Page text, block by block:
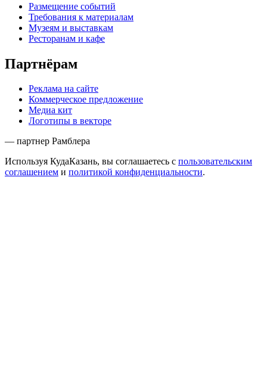
Размещение событий
Требования к материалам
Музеям и выставкам
Ресторанам и кафе
Партнёрам
Реклама на сайте
Коммерческое предложение
Медиа кит
Логотипы в векторе
— партнер Рамблера
Используя КудаКазань, вы соглашаетесь с пользовательским
соглашением и политикой конфиденциальности.